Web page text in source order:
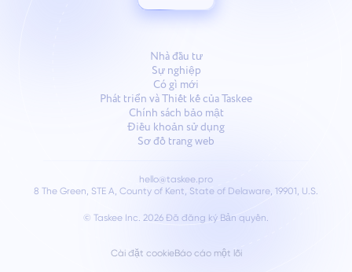
Nhà đầu tư
Sự nghiệp
Có gì mới
Phát triển và Thiết kế của Taskee
Chính sách bảo mật
Điều khoản sử dụng
Sơ đồ trang web
© Taskee Inc. 2026 Đã đăng ký Bản quyền.
hello@taskee.pro
8 The Green, STE A, County of Kent, State of Delaware, 19901, U.S.
Báo cáo một lỗi
Cài đặt cookie